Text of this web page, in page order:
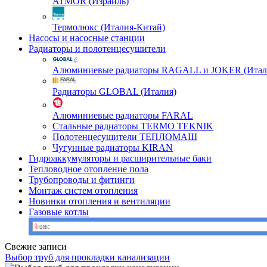
Термолюкс (Италия-Китай)
Насосы и насосные станции
Радиаторы и полотенцесушители
Алюминиевые радиаторы RAGALL и JOKER
Радиаторы GLOBAL (Италия)
Алюминиевые радиаторы FARAL
Стальные радиаторы TERMO TEKNIK
Полотенцесушители ТЕПЛОМАШ
Чугунные радиаторы KIRAN
Гидроаккумуляторы и расширительные баки
Тепловодное отопление пола
Трубопроводы и фитинги
Монтаж систем отопления
Новинки отопления и вентиляции
Газовые котлы
Свежие записи
Выбор труб для прокладки канализации